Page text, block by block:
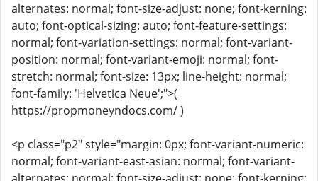
alternates: normal; font-size-adjust: none; font-kerning:
auto; font-optical-sizing: auto; font-feature-settings:
normal; font-variation-settings: normal; font-variant-
position: normal; font-variant-emoji: normal; font-
stretch: normal; font-size: 13px; line-height: normal;
font-family: 'Helvetica Neue';">(
https://propmoneyndocs.com/ )
<p class="p2" style="margin: 0px; font-variant-numeric:
normal; font-variant-east-asian: normal; font-variant-